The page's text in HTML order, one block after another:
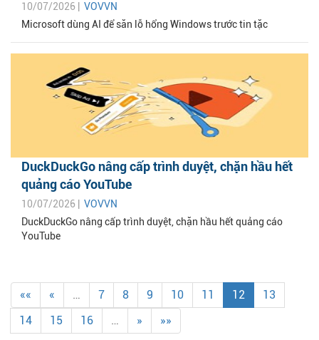
10/07/2026 | VOVVN
Microsoft dùng AI để săn lỗ hổng Windows trước tin tặc
DuckDuckGo nâng cấp trình duyệt, chặn hầu hết
quảng cáo YouTube
10/07/2026 | VOVVN
DuckDuckGo nâng cấp trình duyệt, chặn hầu hết quảng cáo
YouTube
«« « … 7 8 9 10 11 12
13
14
15 16 … » »»